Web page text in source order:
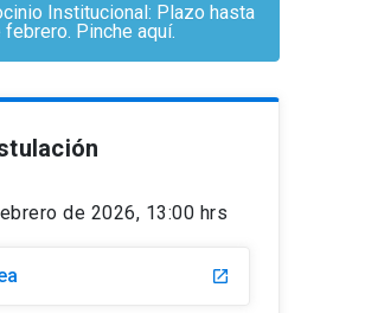
Institucional: Plazo hasta
Pinche aquí.
de 2026, 13:00 hrs
launch